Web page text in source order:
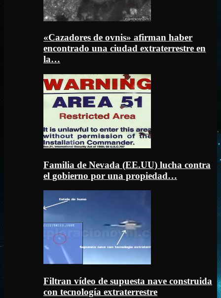
«Cazadores de ovnis» afirman haber
encontrado una ciudad extraterrestre en
la…
Familia de Nevada (EE.UU) lucha contra
el gobierno por una propiedad…
Filtran vídeo de supuesta nave construida
con tecnología extraterrestre